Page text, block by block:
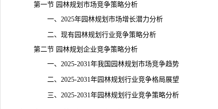
第一节 园林规划市场竞争策略分析
一、2025年园林规划市场增长潜力分析
二、现有园林规划行业竞争策略分析
第二节 园林规划企业竞争策略分析
一、2025-2031年我国园林规划市场竞争趋势
二、2025-2031年园林规划行业竞争格局展望
三、2025-2031年园林规划行业竞争策略分析